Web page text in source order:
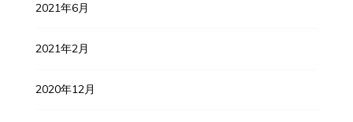
2021年6月
2021年2月
2020年12月